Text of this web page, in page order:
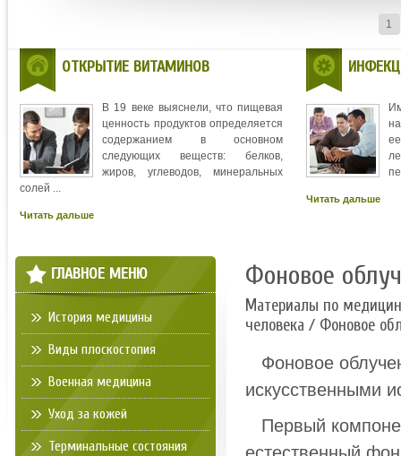
1
ОТКРЫТИЕ ВИТАМИНОВ
В 19 веке выяснели, что пищевая
ценность продуктов определяется
содержанием в основном
следующих веществ: белков,
жиров, углеводов, минеральных
солей ...
Читать дальше
Читать дальше
Фоновое
Материалы по
человека / Фоновое
Фоновое
искусственными
Первый
ГЛАВНОЕ МЕНЮ
История медицины
Виды плоскостопия
Военная медицина
Уход за кожей
Терминальные состояния